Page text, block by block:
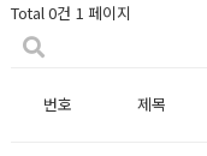
Total 0건 1 페이지
번호 제목